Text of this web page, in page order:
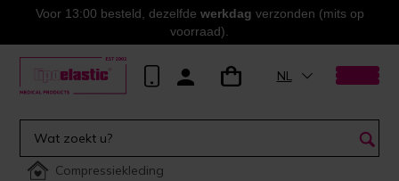
Voor 13:00 besteld, dezelfde werkdag verzonden (mits op
voorraad).
NL
Compressiekleding